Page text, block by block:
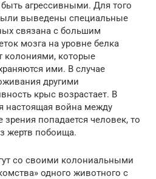
агрессивными. Для того
выведены специальные
связана с большим
мозга на уровне белка
колониями, которые
ими. В случае
другими
крыс возрастает. В
настоящая война между
попадается человек, то
жертв побоища.
со своими колониальными
одного животного с